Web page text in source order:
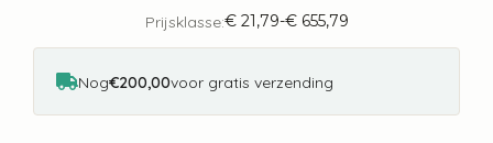
Prijsklasse:€21,79-€655,79
Prijsklasse:
€ 21,79
€ 655,79
Nog€200,00voor gratis verzending